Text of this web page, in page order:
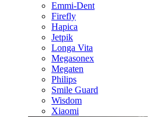
Emmi-Dent
Firefly
Hapica
Jetpik
Longa Vita
Megasonex
Megaten
Philips
Smile Guard
Wisdom
Xiaomi